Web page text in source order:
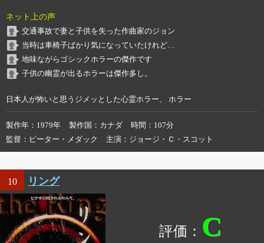
ネット上の声
交通事故で妻と子供を失った作曲家のジョン
当時は車椅子ばかり気になっていたけれど…
地味ながらゴシックホラーの傑作です
子供の幽霊が出るホラーは傑作多し。
日本人が怖いと思うジメッとした心霊ホラー、 ホラー
製作年 1979年 製作国 カナダ 時間
107分
監督
ピーター・メダック 主演 ジョージ・Ｃ・スコット
10 リング
C